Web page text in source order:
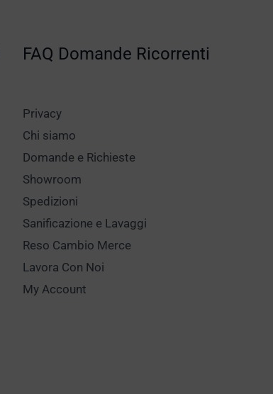
FAQ Domande Ricorrenti
Privacy
Chi siamo
Domande e Richieste
Showroom
Spedizioni
Sanificazione e Lavaggi
Reso Cambio Merce
Lavora Con Noi
My Account